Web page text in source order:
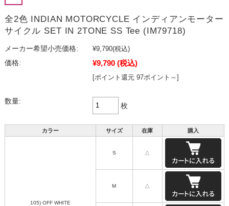
全2色 INDIAN MOTORCYCLE インディアンモーター
サイクル SET IN 2TONE SS Tee (IM79718)
メーカー希望小売価格: ¥9,790(税込)
価格:
¥9,790 (税込)
[ポイント還元 97ポイント～]
数量:
枚
カラー サイズ 在庫 購入
105) OFF WHITE
S △
M △